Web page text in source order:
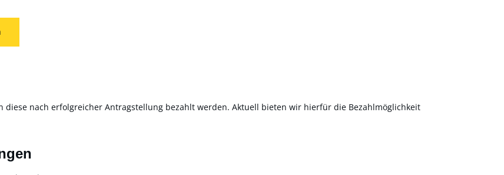
nach erfolgreicher Antragstellung bezahlt werden. Aktuell bieten wir hierfür die Bezahlmöglichkeit